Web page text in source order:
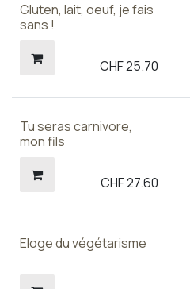
Gluten, lait, oeuf, je fais
sans !
CHF25.70
Tu seras carnivore,
mon fils
CHF27.60
Eloge du végétarisme